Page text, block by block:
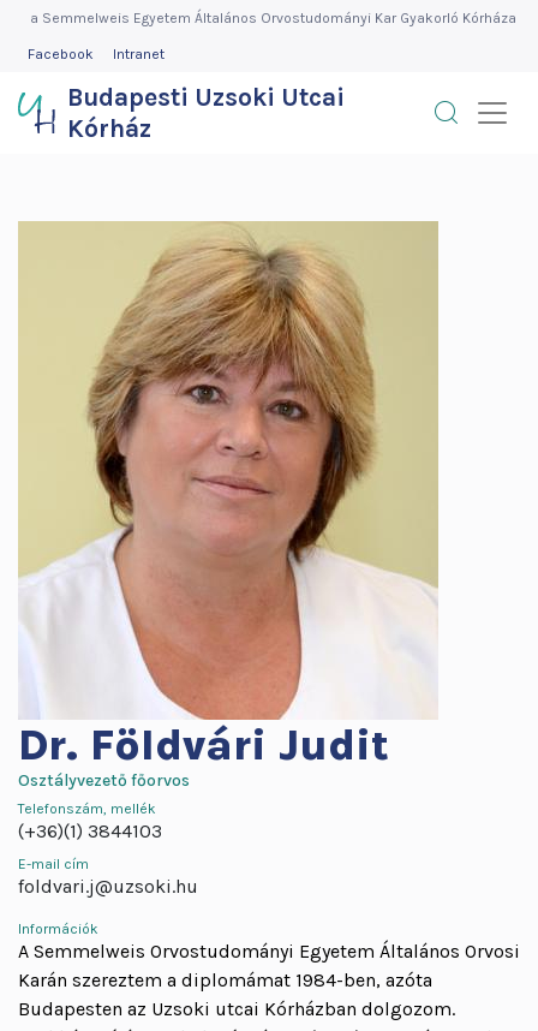
Budapesti
Uzsoki
Utcai
Ugrása Semmelweis Egyetem Általános Orvostudományi Kar Gyakorló Kórháza
MENÜ
Facebook Intranet
Budapesti Uzsoki Utcai
Kórház
Dr. Földvári Judit
Osztályvezető főorvos
Telefonszám, mellék
(+36)(1) 3844103
E-mail cím
foldvari.j@uzsoki.hu
Információk
A Semmelweis Orvostudományi Egyetem Általános Orvosi
Karán szereztem a diplomámat 1984-ben, azóta
Budapesten az Uzsoki utcai Kórházban dolgozom.